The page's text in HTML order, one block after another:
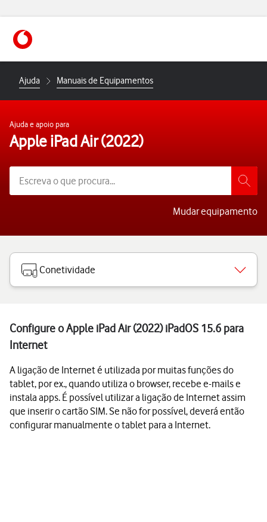
https://www.vodafone.pt
Ajuda Manuais de Equipamentos
Ajuda e apoio para
Apple iPad Air (2022)
Mudar equipamento
Conetividade
Configure o Apple iPad Air (2022) iPadOS 15.6 para
Internet
A ligação de Internet é utilizada por muitas funções do
tablet, por ex., quando utiliza o browser, recebe e-mails e
instala apps. É possível utilizar a ligação de Internet assim
que inserir o cartão SIM. Se não for possível, deverá então
configurar manualmente o tablet para a Internet.